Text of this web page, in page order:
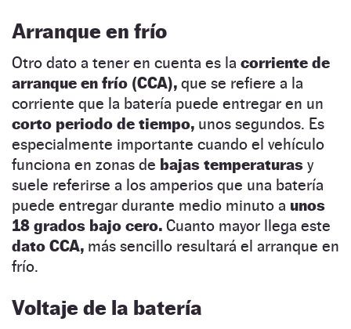
Arranque en frío
Otro dato a tener en cuenta es la corriente de
arranque en frío (CCA), que se refiere a la
corriente que la batería puede entregar en un
corto periodo de tiempo, unos segundos. Es
especialmente importante cuando el vehículo
funciona en zonas de bajas temperaturas y
suele referirse a los amperios que una batería
puede entregar durante medio minuto a unos
18 grados bajo cero. Cuanto mayor llega este
dato CCA, más sencillo resultará el arranque en
frío.
Voltaje de la batería